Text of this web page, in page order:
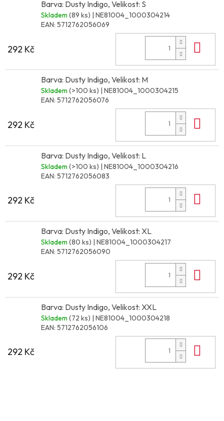
Barva: Dusty Indigo, Velikost: S
Skladem (89 ks) | NE81004_1000304214
EAN: 5712762056069
292 Kč
Barva: Dusty Indigo, Velikost: M
Skladem (>100 ks) | NE81004_1000304215
EAN: 5712762056076
292 Kč
Barva: Dusty Indigo, Velikost: L
Skladem (>100 ks) | NE81004_1000304216
EAN: 5712762056083
292 Kč
Barva: Dusty Indigo, Velikost: XL
Skladem (80 ks) | NE81004_1000304217
EAN: 5712762056090
292 Kč
Barva: Dusty Indigo, Velikost: XXL
Skladem (72 ks) | NE81004_1000304218
EAN: 5712762056106
292 Kč